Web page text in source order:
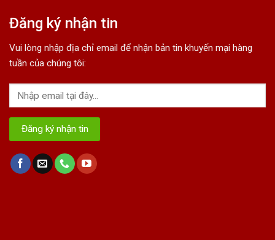
Đăng ký nhận tin
Vui lòng nhập địa chỉ email để nhận bản tin khuyến mại hàng
tuần của chúng tôi: